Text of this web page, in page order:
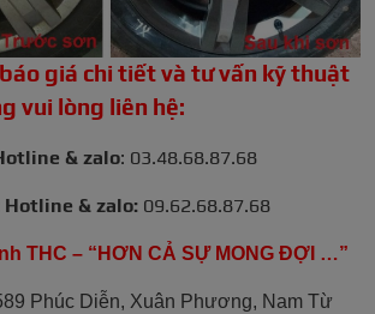
giá chi tiết và tư vấn kỹ thuật
vui lòng liên hệ:
& zalo: 03.48.68.87.68
& zalo: 09.62.68.87.68
THC – “HƠN CẢ SỰ MONG ĐỢI …”
Phúc Diễn, Xuân Phương, Nam Từ